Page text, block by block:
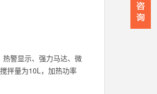
警显示、强力马达、微
拌量为10L，加热功率